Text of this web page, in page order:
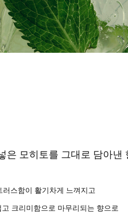
은 모히토를 그대로 담아낸
러스함이 활기차게 느껴지고
크리미함으로 마무리되는 향으로